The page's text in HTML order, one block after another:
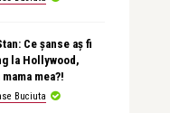
Ce șanse aș fi
la Hollywood,
mea?!
Buciuta